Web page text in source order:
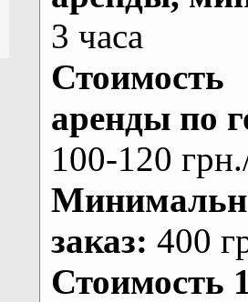
3 часа
Стоимость
аренды по
100-120
заказ: 400
Стоимость